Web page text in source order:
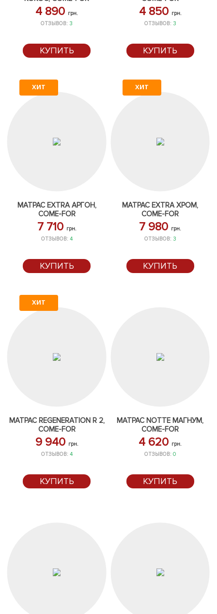
4 890 грн.
ОТЗЫВОВ: 3
КУПИТЬ
4 850 грн.
ОТЗЫВОВ: 3
КУПИТЬ
ХИТ
МАТРАС EXTRA АРГОН,
COME-FOR
7 710 грн.
ОТЗЫВОВ: 4
КУПИТЬ
ХИТ
МАТРАС EXTRA ХРОМ,
COME-FOR
7 980 грн.
ОТЗЫВОВ: 3
КУПИТЬ
ХИТ
МАТРАС REGENERATION R 2,
COME-FOR
9 940 грн.
ОТЗЫВОВ: 4
КУПИТЬ
МАТРАС NOTTE МАГНУМ,
COME-FOR
4 620 грн.
ОТЗЫВОВ:0
КУПИТЬ